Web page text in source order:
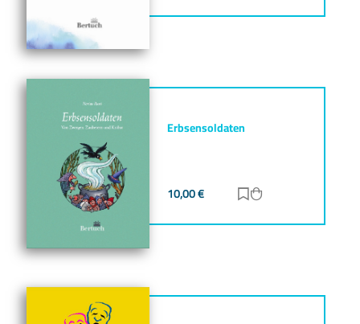
Erbsensoldaten
10,00€ Zur Merkliste